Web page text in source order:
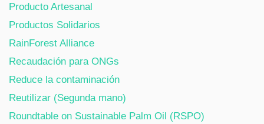
Producto Artesanal
Productos Solidarios
RainForest Alliance
Recaudación para ONGs
Reduce la contaminación
Reutilizar (Segunda mano)
Roundtable on Sustainable Palm Oil (RSPO)